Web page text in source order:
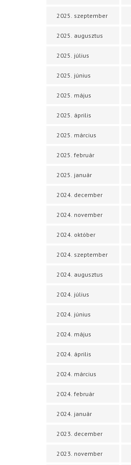
2025. szeptember
2025. augusztus
2025. július
2025. június
2025. május
2025. április
2025. március
2025. február
2025. január
2024. december
2024. november
2024. október
2024. szeptember
2024. augusztus
2024. július
2024. június
2024. május
2024. április
2024. március
2024. február
2024. január
2023. december
2023. november